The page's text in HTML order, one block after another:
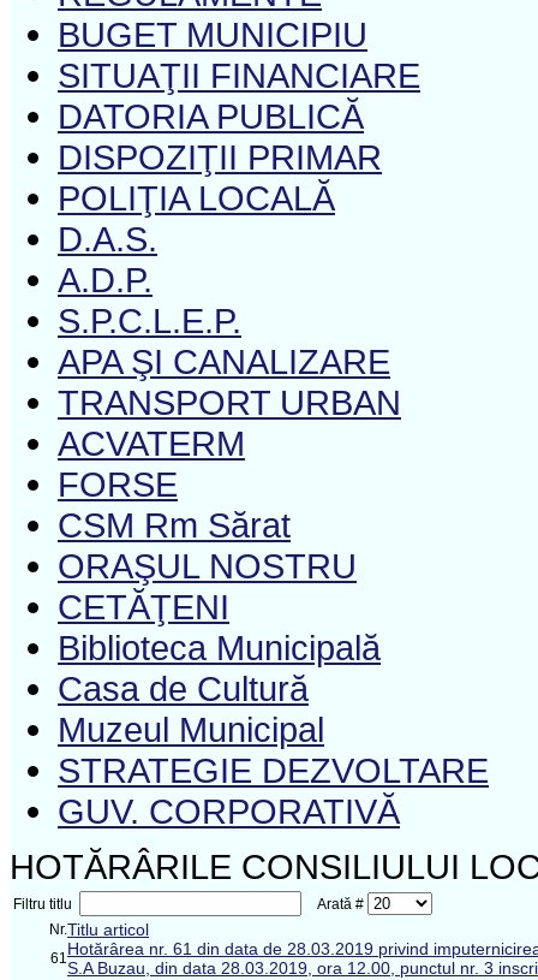
BUGET MUNICIPIU
SITUAŢII FINANCIARE
DATORIA PUBLICĂ
DISPOZIŢII PRIMAR
POLIŢIA LOCALĂ
D.A.S.
A.D.P.
S.P.C.L.E.P.
APA ŞI CANALIZARE
TRANSPORT URBAN
ACVATERM
FORSE
CSM Rm Sărat
ORAŞUL NOSTRU
CETĂŢENI
Biblioteca Municipală
Casa de Cultură
Muzeul Municipal
STRATEGIE DEZVOLTARE
GUV. CORPORATIVĂ
HOTĂRÂRILE CONSILIULUI
Filtru titlu
Arată #
Nr.Titlu articol
61Hotărârea nr. 61 din data de 28.03.2019 privind
S.A Buzau, din data 28.03.2019, ora 12.00, punctul nr. 3